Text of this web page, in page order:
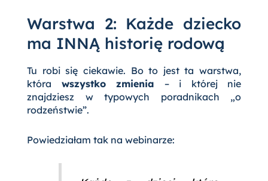
Warstwa 2: Każde dziecko
ma INNĄ historię rodową
Tu robi się ciekawie. Bo to jest ta warstwa,
która wszystko zmienia – i której nie
znajdziesz w typowych poradnikach „o
rodzeństwie”.
Powiedziałam tak na webinarze: